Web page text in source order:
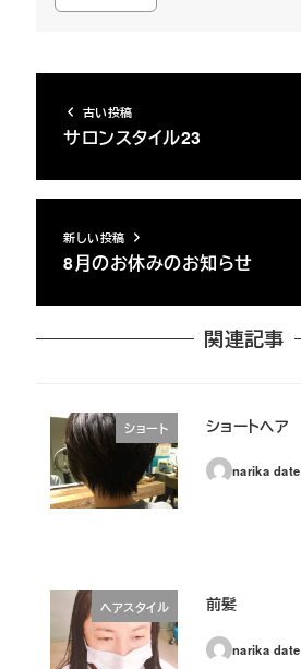
古い投稿
サロンスタイル23
新しい投稿
8月のお休みのお知らせ
関連記事
ショート ショートヘア
narika date
ヘアスタイル 前髪
narika date